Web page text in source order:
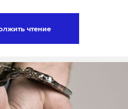
одобрило идею. «Как
и если она будет
органами
разумно», — заявил РБК
чтение